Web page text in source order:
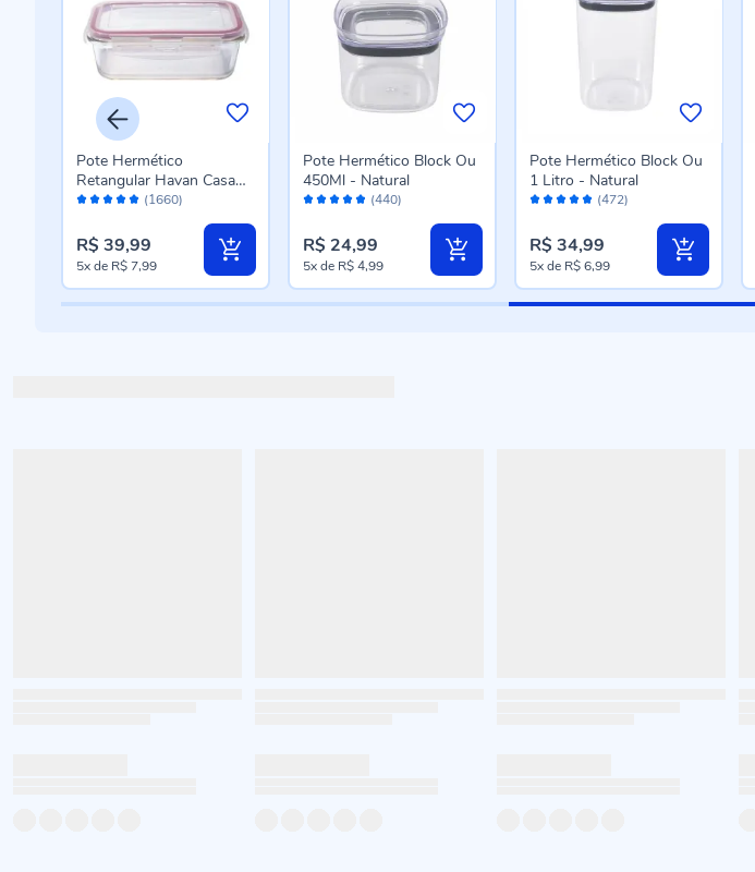
Avaliação: (1660)
Pote Hermético
Retangular Havan Casa
840Ml - Vidro
R$ 39,99
5xde R$ 7,99
Avaliação: (440)
Pote Hermético Block Ou
450Ml - Natural
R$ 24,99
5xde R$ 4,99
Avaliação: (472)
Pote Hermético Block Ou
1 Litro - Natural
R$ 34,99
5xde R$ 6,99